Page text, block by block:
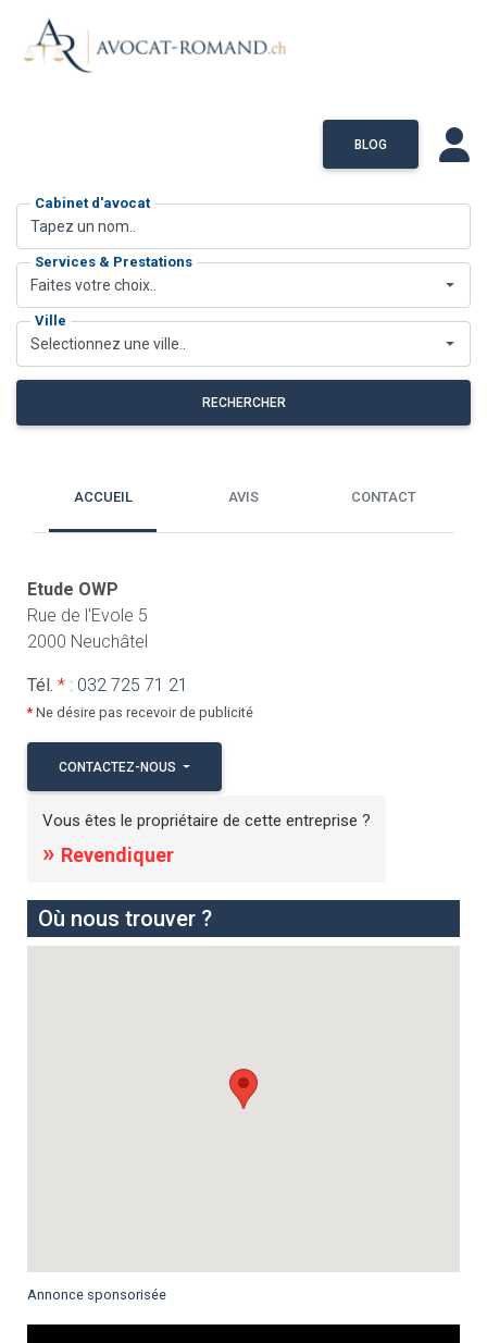
BLOG
Cabinet d'avocat
Services & Prestations
Faites votre choix..
Ville
Selectionnez une ville..
RECHERCHER
ACCUEIL AVIS CONTACT
Etude OWP
Rue de l'Evole 5
2000 Neuchâtel
Tél. *: 032 725 71 21
*Ne désire pas recevoir de publicité
CONTACTEZ-NOUS
Vous êtes le propriétaire de cette entreprise ?
» Revendiquer
Où nous trouver ?
Annonce sponsorisée